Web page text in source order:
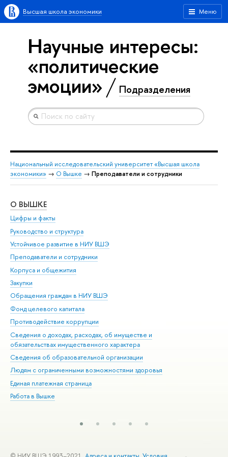
Меню
Высшая школа экономики
Научные интересы:
«политические
эмоции» Подразделения
Национальный исследовательский университет «Высшая школа
экономики» → О Вышке → Преподаватели и сотрудники
О ВЫШКЕ
Цифры и факты
Руководство и структура
Устойчивое развитие в НИУ ВШЭ
Преподаватели и сотрудники
Корпуса и общежития
Закупки
Обращения граждан в НИУ ВШЭ
Фонд целевого капитала
Противодействие коррупции
Сведения о доходах, расходах, об имуществе и
обязательствах имущественного характера
Сведения об образовательной организации
Людям с ограниченными возможностями здоровья
Единая платежная страница
Работа в Вышке